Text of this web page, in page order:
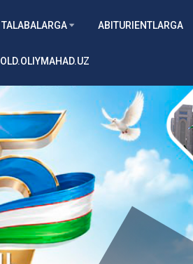
TALABALARGA ABITURIENTLARGA
OLD.OLIYMAHAD.UZ